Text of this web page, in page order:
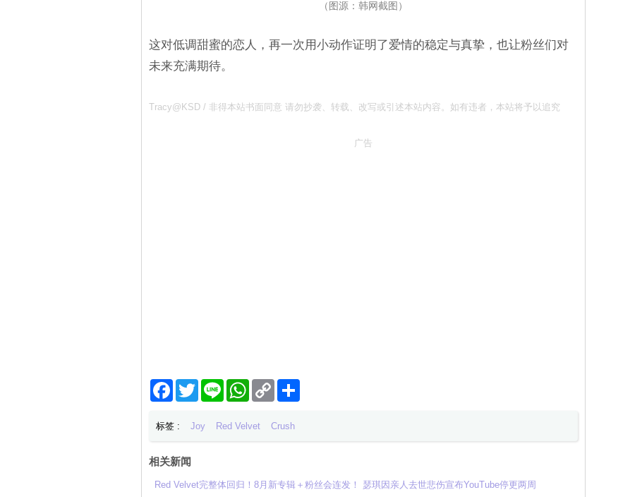
（图源：韩网截图）
这对低调甜蜜的恋人，再一次用小动作证明了爱情的稳定与真挚，也让粉丝们对
未来充满期待。
Tracy@KSD / 非得本站书面同意 请勿抄袭、转载、改写或引述本站内容。如有违者，本站将予以追究
广告
Facebook
TwitterLine WhatsApp
Copy
Link
分
标签 : Joy Red Velvet Crush
相关新闻
Red Velvet完整体回归！8月新专辑＋粉丝会连发！ 瑟琪因亲人去世悲伤宣布YouTube停更两周